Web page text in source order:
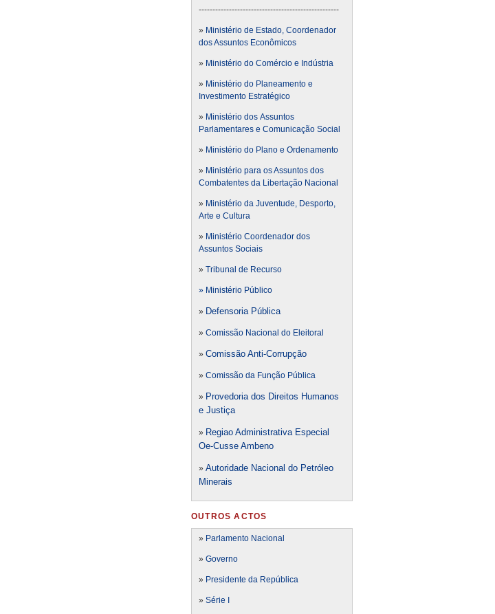
---------------------------------------------------
» Ministério de Estado, Coordenador
dos Assuntos Econômicos
» Ministério do Comércio e Indústria
» Ministério do Planeamento e
Investimento Estratégico
» Ministério dos Assuntos
Parlamentares e Comunicação Social
» Ministério do Plano e Ordenamento
» Ministério para os Assuntos dos
Combatentes da Libertação Nacional
» Ministério da Juventude, Desporto,
Arte e Cultura
» Ministério Coordenador dos
Assuntos Sociais
» Tribunal de Recurso
» Ministério Público
» Defensoria Pública
» Comissão Nacional do Eleitoral
» Comissão Anti-Corrupção
» Comissão da Função Pública
» Provedoria dos Direitos Humanos
e Justiça
» Regiao Administrativa Especial
Oe-Cusse Ambeno
» Autoridade Nacional do Petróleo
Minerais
OUTROS ACTOS
» Parlamento Nacional
» Governo
» Presidente da República
» Série I